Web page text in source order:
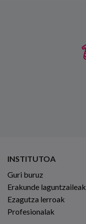
INSTITUTOA
Guri buruz
Erakunde laguntzaileak
Ezagutza lerroak
Profesionalak